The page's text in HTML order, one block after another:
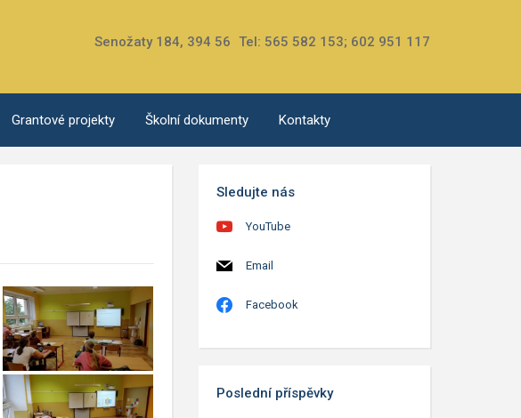
Senožaty 184, 394 56 Tel: 565 582 153; 602 951 117
Grantové projekty Školní dokumenty Kontakty
Sledujte nás
YouTube
Email
Facebook
Poslední příspěvky